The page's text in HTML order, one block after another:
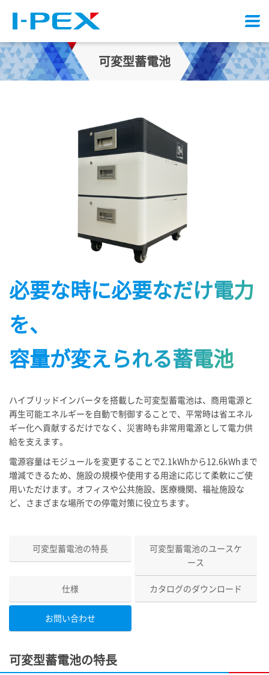
ニ
ュ
ー
可変型蓄電池
必要な時に必要なだけ電力
を、
容量が変えられる蓄電池
ハイブリッドインバータを搭載した可変型蓄電池は、商用電源と
再生可能エネルギーを自動で制御することで、平常時は省エネル
ギー化へ貢献するだけでなく、災害時も非常用電源として電力供
給を支えます。
電源容量はモジュールを変更することで2.1kWhから12.6kWhまで
増減できるため、施設の規模や使用する用途に応じて柔軟にご使
用いただけます。オフィスや公共施設、医療機関、福祉施設な
ど、さまざまな場所での停電対策に役立ちます。
可変型蓄電池の特長
可変型蓄電池のユースケ
ース
仕様 カタログのダウンロード
お問い合わせ
可変型蓄電池の特長